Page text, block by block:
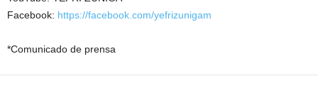
Facebook: https://facebook.com/yefrizunigam
*Comunicado de prensa